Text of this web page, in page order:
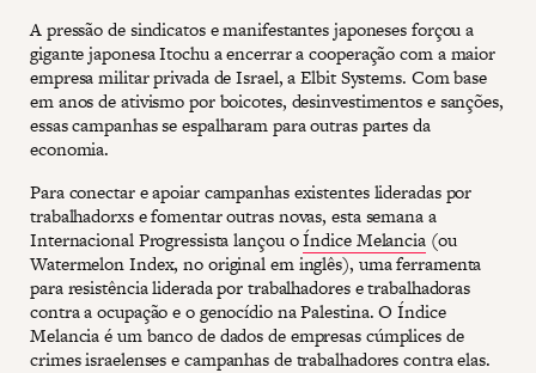
A pressão de sindicatos e manifestantes japoneses forçou a
gigante japonesa Itochu a encerrar a cooperação com a maior
empresa militar privada de Israel, a Elbit Systems. Com base
em anos de ativismo por boicotes, desinvestimentos e sanções,
essas campanhas se espalharam para outras partes da
economia.
Para conectar e apoiar campanhas existentes lideradas por
trabalhadorxs e fomentar outras novas, esta semana a
Internacional Progressista lançou oÍndice Melancia(ou
Watermelon Index, no original em inglês), uma ferramenta
para resistência liderada por trabalhadores e trabalhadoras
contra a ocupação e o genocídio na Palestina. O Índice
Melancia é um banco de dados de empresas cúmplices de
crimes israelenses e campanhas de trabalhadores contra elas.